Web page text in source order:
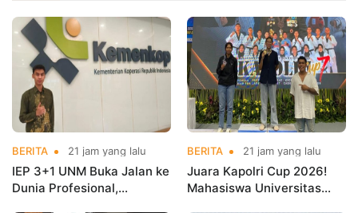
BERITA 21 jam yang lalu
IEP 3+1 UNM Buka Jalan ke
Dunia Profesional,
BERITA 21 jam yang lalu
Juara Kapolri Cup 2026!
Mahasiswa Universitas